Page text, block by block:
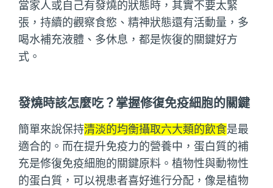
當家人或自己有發燒的狀態時，其實不要太緊
張，持續的觀察食慾、精神狀態還有活動量，多
喝水補充液體、多休息，都是恢復的關鍵好方
式。
發燒時該怎麼吃？掌握修復免疫細胞的關鍵
簡單來說保持清淡的均衡攝取六大類的飲食是最
適合的。而在提升免疫力的營養中，蛋白質的補
充是修復免疫細胞的關鍵原料。植物性與動物性
的蛋白質，可以視患者喜好進行分配，像是植物